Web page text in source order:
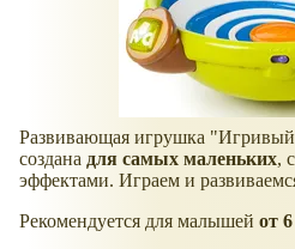
Развивающая игрушка
создана для самых маленьких,
эффектами. Играем и
Рекомендуется для малышей от